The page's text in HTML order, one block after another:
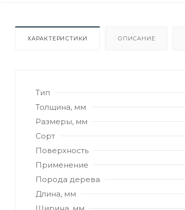
ХАРАКТЕРИСТИКИ ОПИСАНИЕ
Тип
Толщина, мм
Размеры, мм
Сорт
Поверхность
Применение
Порода дерева
Длина, мм